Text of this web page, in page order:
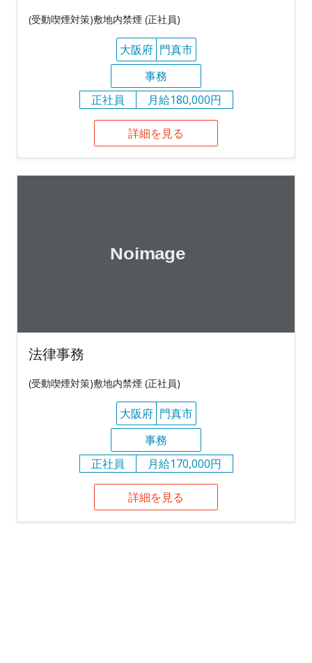
(受動喫煙対策)敷地内禁煙 (正社員)
大阪府 門真市
事務
正社員
月給180,000円
詳細を見る
法律事務
(受動喫煙対策)敷地内禁煙 (正社員)
大阪府 門真市
事務
正社員
月給170,000円
詳細を見る